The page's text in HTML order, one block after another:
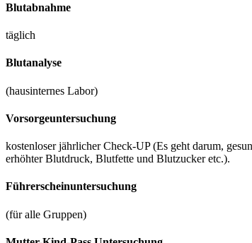
Blutabnahme
täglich
Blutanalyse
(hausinternes Labor)
Vorsorgeuntersuchung
kostenloser jährlicher Check-UP (Es geht darum,
erhöhter Blutdruck, Blutfette und Blutzucker etc.).
Führerscheinuntersuchung
(für alle Gruppen)